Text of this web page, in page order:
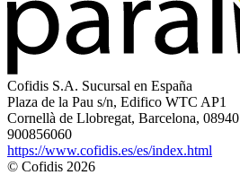
Cofidis S.A. Sucursal en España
Plaza de la Pau s/n, Edifico WTC AP1
Cornellà de Llobregat, Barcelona, 08940
900856060
https://www.cofidis.es/es/index.html
© Cofidis 2026